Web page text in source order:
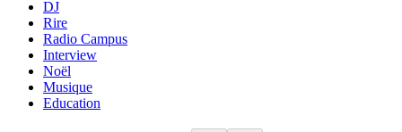
DJ
Rire
Radio Campus
Interview
Noël
Musique
Education